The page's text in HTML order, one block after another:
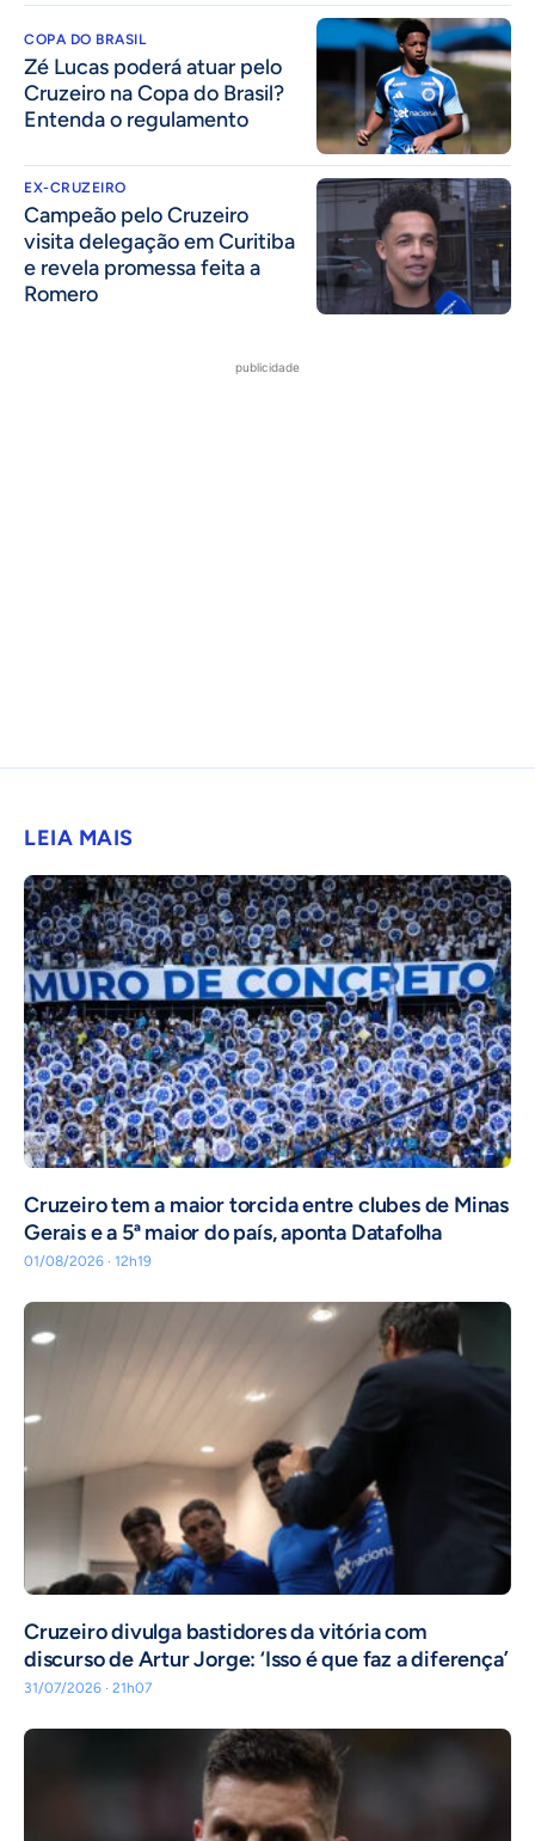
COPA DO BRASIL
Zé Lucas poderá atuar pelo
Cruzeiro na Copa do Brasil?
Entenda o regulamento
EX-CRUZEIRO
Campeão pelo Cruzeiro
visita delegação em Curitiba
e revela promessa feita a
Romero
publicidade
LEIA MAIS
Cruzeiro tem a maior torcida entre clubes de Minas
Gerais e a 5ª maior do país, aponta Datafolha
01/08/2026 · 12h19
Cruzeiro divulga bastidores da vitória com
discurso de Artur Jorge: ‘Isso é que faz a diferença’
31/07/2026 · 21h07